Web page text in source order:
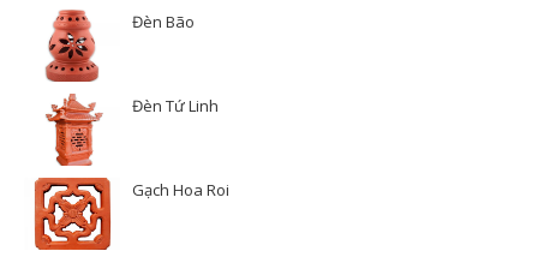
Đèn Bão
Đèn Tứ Linh
Gạch Hoa Roi